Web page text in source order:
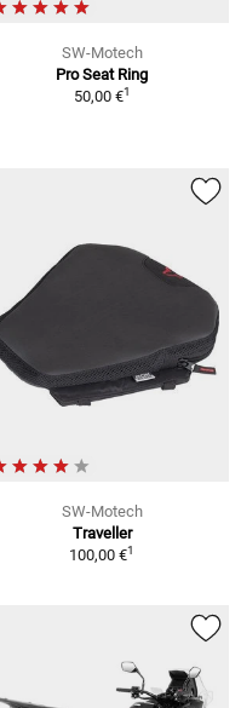
SW-Motech
Pro Seat Ring
50,00 €1
SW-Motech
Traveller
100,00 €1